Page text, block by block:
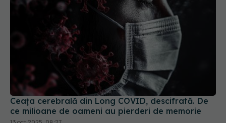
Ceața cerebrală din Long COVID, descifrată. De
ce milioane de oameni au pierderi de memorie
13 oct 2025, 08:27